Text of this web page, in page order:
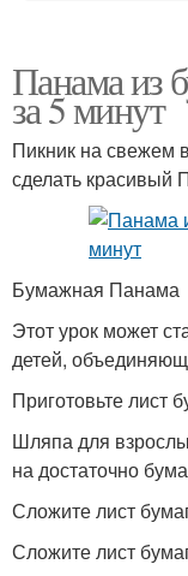
Панама из
за 5 минут
Пикник на свежем
сделать красивый
Бумажная Панама
Этот урок может
детей,
Приготовьте лист
Шляпа для
на достаточно
Сложите лист
Сложите лист